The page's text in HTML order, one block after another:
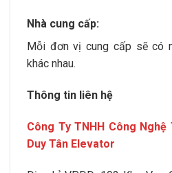
Nhà cung cấp:
Mỗi đơn vị cung cấp sẽ có
khác nhau.
Thông tin liên hệ
Công Ty TNHH Công
Duy Tân Elevator